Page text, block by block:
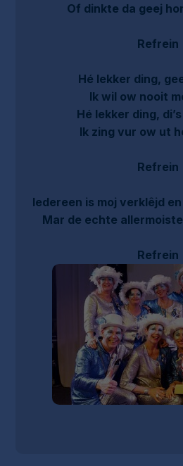
Of dinkte da geej
Refrein
Hé lekker ding,
Ik wil ow nooit
Hé lekker ding,
Ik zing vur ow ut
Refrein
Iedereen is moj verklêjd
Mar de echte
Refrein